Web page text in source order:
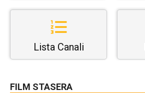
Lista Canali
FILM STASERA